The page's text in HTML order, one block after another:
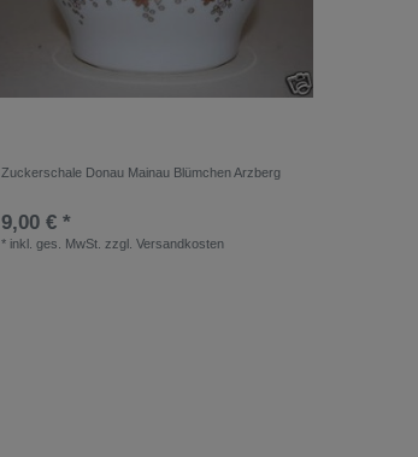
Zuckerschale Donau Mainau Blümchen Arzberg
9,00 € *
* inkl. ges. MwSt. zzgl.Versandkosten